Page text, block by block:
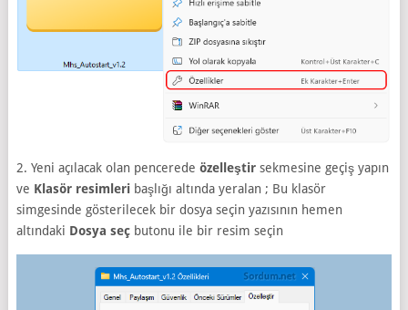
2. Yeni açılacak olan pencerede özelleştirsekmesine geçiş yapın
ve Klasör resimleribaşlığı altında yeralan ; Bu klasör
simgesinde gösterilecek bir dosya seçin yazısının hemen
altındaki Dosya seçbutonu ile bir resim seçin